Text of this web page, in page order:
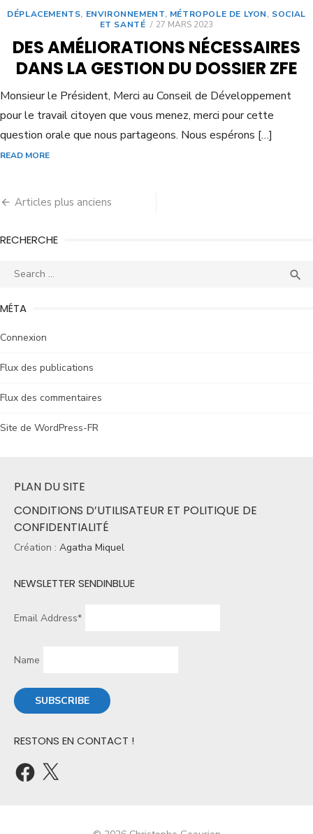
DÉPLACEMENTS, ENVIRONNEMENT, MÉTROPOLE DE LYON, SOCIAL
ET SANTÉ
27 MARS 2023
DES AMÉLIORATIONS NÉCESSAIRES
DANS LA GESTION DU DOSSIER ZFE
Monsieur le Président, Merci au Conseil de Développement
pour le travail citoyen que vous menez, merci pour cette
question orale que nous partageons. Nous espérons […]
READ MORE
Articles plus anciens
RECHERCHE

MÉTA
Connexion
Flux des publications
Flux des commentaires
Site de WordPress-FR
PLAN DU SITE
CONDITIONS D’UTILISATEUR ET POLITIQUE DE
CONFIDENTIALITÉ
Création : Agatha Miquel
NEWSLETTER SENDINBLUE
Email Address*
Name
RESTONS EN CONTACT !